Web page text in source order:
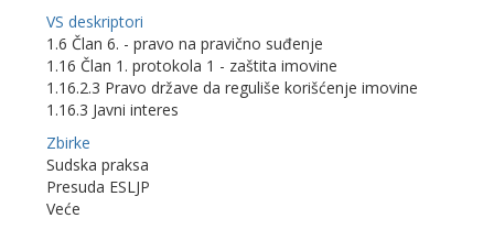
VS deskriptori
1.6 Član 6. - pravo na pravično suđenje
1.16 Član 1. protokola 1 - zaštita imovine
1.16.2.3 Pravo države da reguliše korišćenje imovine
1.16.3 Javni interes
Zbirke
Sudska praksa
Presuda ESLJP
Veće